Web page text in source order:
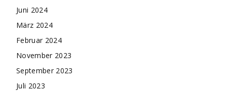
Juni 2024
März 2024
Februar 2024
November 2023
September 2023
Juli 2023